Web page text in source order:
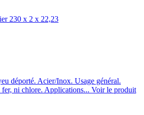
230 x 2 x 22,23
déporté. Acier/Inox. Usage général.
ni chlore. Applications... Voir le produit